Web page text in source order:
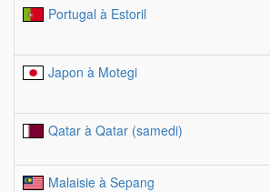
Portugal à Estoril
Japon à Motegi
Qatar à Qatar (samedi)
Malaisie à Sepang